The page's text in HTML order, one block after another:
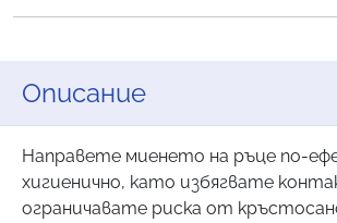
Описание
Направете миенето на ръце по-
хигиенично, като избягвате
ограничавате риска от